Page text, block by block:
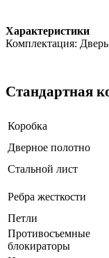
Характеристики
Комплектация:
Стандартная
Коробка
Дверное полотно
Стальной лист
Ребра жесткости
Петли
Противосъемные
блокираторы